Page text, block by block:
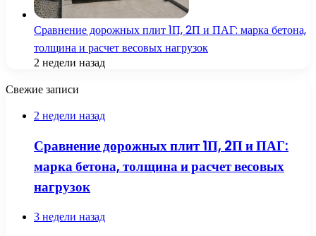
Сравнение дорожных плит 1П, 2П и ПАГ: марка бетона,
толщина и расчет весовых нагрузок
2 недели назад
Свежие записи
2 недели назад
Сравнение дорожных плит 1П, 2П и ПАГ:
марка бетона, толщина и расчет весовых
нагрузок
3 недели назад